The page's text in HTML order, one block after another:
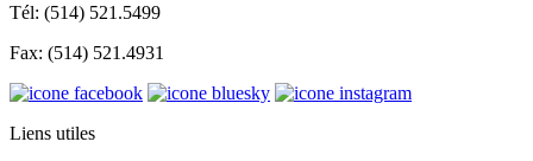
Tél: (514) 521.5499
Fax: (514) 521.4931
Liens utiles